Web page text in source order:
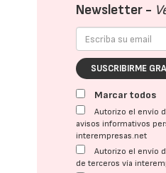
Newsletter -
SUSCRIBIRME
Marcar todos
Autorizo el envío
avisos informativos
interempresas.net
Autorizo el envío
de terceros vía